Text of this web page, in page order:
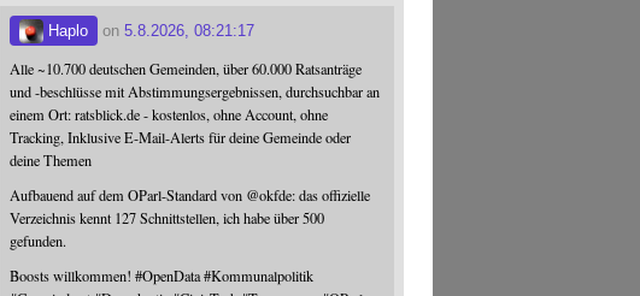
Haplo on5.8.2026, 08:21:17
Alle ~10.700 deutschen Gemeinden, über 60.000 Ratsanträge
und -beschlüsse mit Abstimmungsergebnissen, durchsuchbar an
einem Ort: ratsblick.de - kostenlos, ohne Account, ohne
Tracking, Inklusive E-Mail-Alerts für deine Gemeinde oder
deine Themen
Aufbauend auf dem OParl-Standard von @okfde: das offizielle
Verzeichnis kennt 127 Schnittstellen, ich habe über 500
gefunden.
Boosts willkommen!#OpenData #Kommunalpolitik